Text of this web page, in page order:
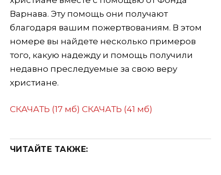
Варнава. Эту помощь они получают
благодаря вашим пожертвованиям. В этом
номере вы найдете несколько примеров
того, какую надежду и помощь получили
недавно преследуемые за свою веру
христиане.
СКАЧАТЬ (17 мб) СКАЧАТЬ (41 мб)
ЧИТАЙТЕ ТАКЖЕ: